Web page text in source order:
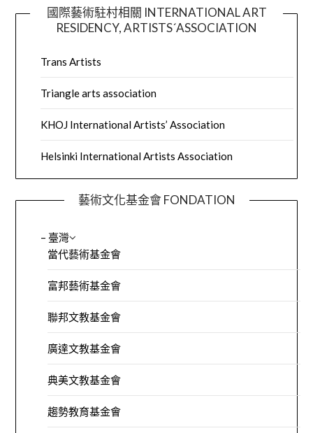
國際藝術駐村相關 INTERNATIONAL ART
RESIDENCY, ARTISTS´ASSOCIATION
Trans Artists
Triangle arts association
KHOJ International Artists’ Association
Helsinki International Artists Association
藝術文化基金會 FONDATION
– 臺灣
當代藝術基金會
富邦藝術基金會
聯邦文教基金會
廣達文教基金會
典美文教基金會
趨勢教育基金會